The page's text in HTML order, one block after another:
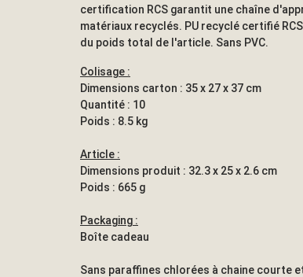
certification RCS garantit une chaîne
matériaux recyclés. PU recyclé certifié
du poids total de l'article. Sans PVC.
Colisage :
Dimensions carton : 35 x 27 x 37 cm
Quantité : 10
Poids : 8.5 kg
Article :
Dimensions produit : 32.3 x 25 x 2.6 cm
Poids : 665 g
Packaging :
Boîte cadeau
Sans paraffines chlorées à chaine courte